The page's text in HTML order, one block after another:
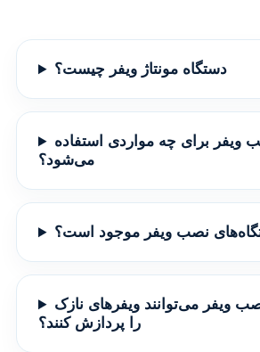
دستگاه مونتاژ ویفر چیست؟
ویفر برای چه مواردی استفاده
می‌شود؟
نصب ویفر موجود است؟
ویفر می‌توانند ویفرهای نازک
را پردازش کنند؟